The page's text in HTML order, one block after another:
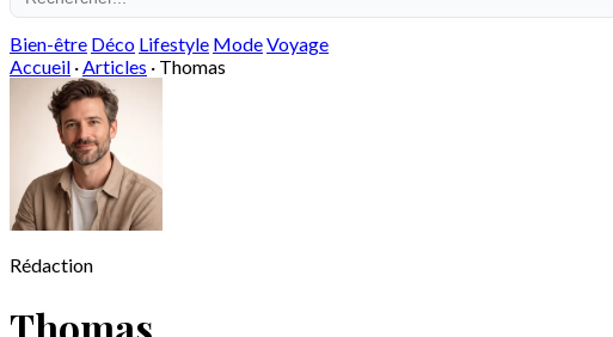
Bien-être Déco Lifestyle ModeVoyage
Accueil ·Articles · Thomas
Rédaction